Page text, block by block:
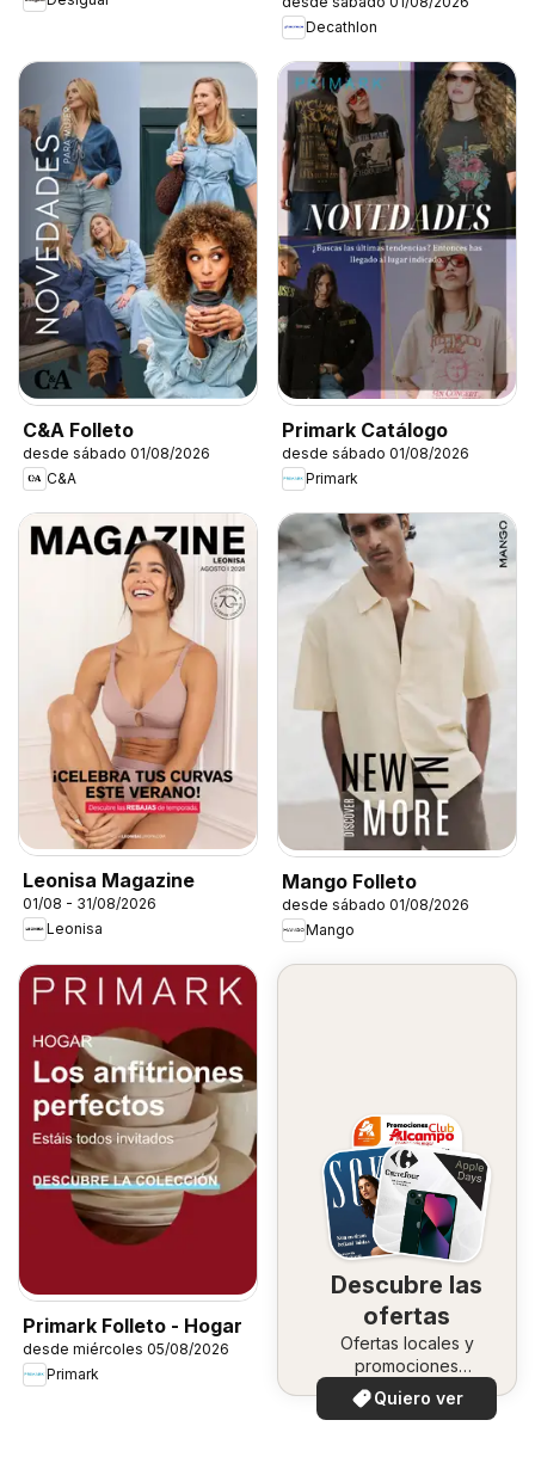
Decathlon
C&A Folleto
desde sábado 01/08/2026
C&A
Primark Catálogo
desde sábado 01/08/2026
Primark
Leonisa Magazine
01/08 - 31/08/2026
Leonisa
Mango Folleto
desde sábado 01/08/2026
Mango
Primark Folleto - Hogar
desde miércoles 05/08/2026
Primark
Descubre las
ofertas
Ofertas locales y
promociones
especiales.
Quiero ver